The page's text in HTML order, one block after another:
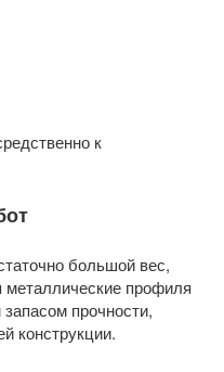
к
большой вес,
металлические профиля
прочности,
конструкции.